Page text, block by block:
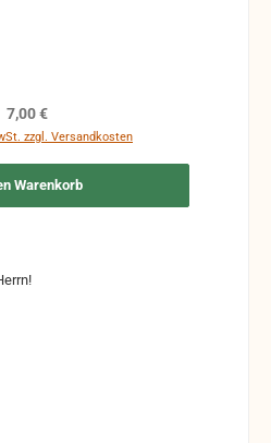
Regulärer Preis:
7,00 €
zzgl. Versandkosten
Warenkorb